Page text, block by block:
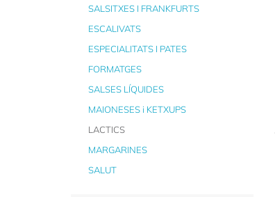
SALSITXES I FRANKFURTS
ESCALIVATS
ESPECIALITATS I PATES
FORMATGES
SALSES LÍQUIDES
MAIONESES i KETXUPS
LACTICS
MARGARINES
SALUT